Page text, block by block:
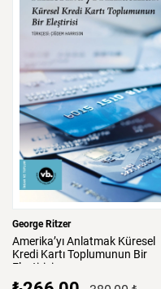
George Ritzer
Amerika’yıAnlatmak Küresel
Kredi KartıToplumunun Bir
Eleştirisi